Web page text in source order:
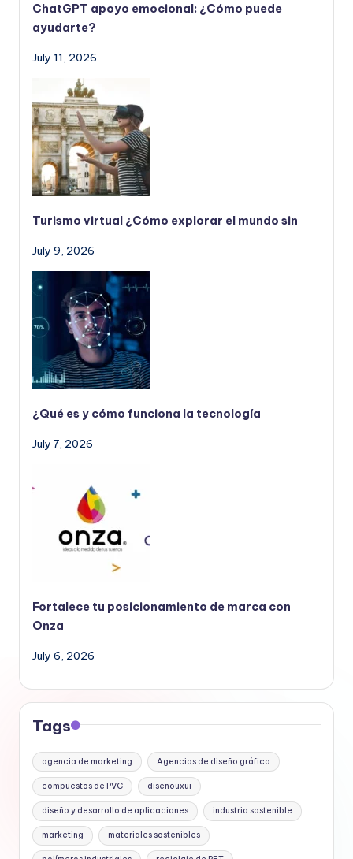
ChatGPT apoyo emocional: ¿Cómo puede
ayudarte?
July 11, 2026
Turismo virtual ¿Cómo explorar el mundo sin
July 9, 2026
¿Qué es y cómo funciona la tecnología
July 7, 2026
Fortalece tu posicionamiento de marca con
Onza
July 6, 2026
Tags
agencia de marketing Agencias de diseño gráfico
compuestos de PVC diseñouxui
diseño y desarrollo de aplicaciones industria sostenible
marketing materiales sostenibles